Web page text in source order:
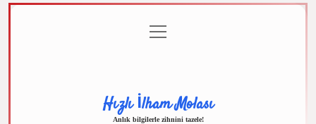
menüyü
aç
Hızlı İlham Molası
Anlık bilgilerle zihnini tazele!